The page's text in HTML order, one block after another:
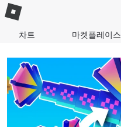
차트 마켓플레이스